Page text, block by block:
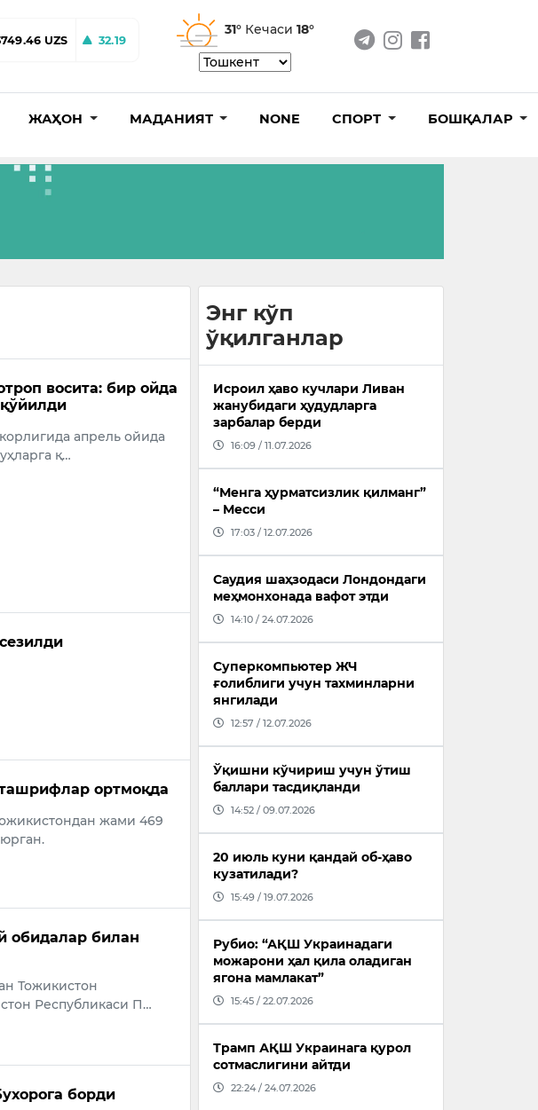
UZS 32.19
31° Кечаси 18°
ЖАҲОН МАДАНИЯТ NONE СПОРТ БОШҚАЛАР
восита: бир ойда
апрель ойида
қ…
ташрифлар ортмоқда
жами 469
обидалар билан
Тожикистон
Республикаси П…
борди
Энг кўп
ўқилганлар
Исроил ҳаво кучлари Ливан
жанубидаги ҳудудларга
зарбалар берди
16:09 / 11.07.2026
“Менга ҳурматсизлик қилманг”
– Месси
17:03 / 12.07.2026
Саудия шаҳзодаси Лондондаги
меҳмонхонада вафот этди
14:10 / 24.07.2026
Суперкомпьютер ЖЧ
ғолиблиги учун тахминларни
янгилади
12:57 / 12.07.2026
Ўқишни кўчириш учун ўтиш
баллари тасдиқланди
14:52 / 09.07.2026
20 июль куни қандай об-ҳаво
кузатилади?
15:49 / 19.07.2026
Рубио: “АҚШ Украинадаги
можарони ҳал қила оладиган
ягона мамлакат”
15:45 / 22.07.2026
Трамп АҚШ Украинага қурол
сотмаслигини айтди
22:24 / 24.07.2026